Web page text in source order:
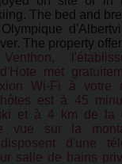
The bed and
The property
met
Wi-Fi à votre
est à 45
et à 4 km de la
vue sur la
d'une
salle de bains